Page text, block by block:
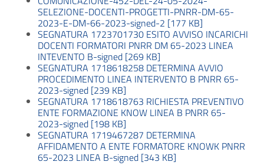
SELEZIONE-DOCENTI-PROGETTI-PNRR-DM-65-
2023-E-DM-66-2023-signed-2 [177 KB]
SEGNATURA 1723701730 ESITO AVVISO INCARICHI
DOCENTI FORMATORI PNRR DM 65-2023 LINEA
INTEVENTO B-signed [269 KB]
SEGNATURA 1718618258 DETERMINA AVVIO
PROCEDIMENTO LINEA INTERVENTO B PNRR 65-
2023-signed [239 KB]
SEGNATURA 1718618763 RICHIESTA PREVENTIVO
ENTE FORMAZIONE KNOW LINEA B PNRR 65-
2023-signed [198 KB]
SEGNATURA 1719467287 DETERMINA
AFFIDAMENTO A ENTE FORMATORE KNOWK PNRR
65-2023 LINEA B-signed [343 KB]